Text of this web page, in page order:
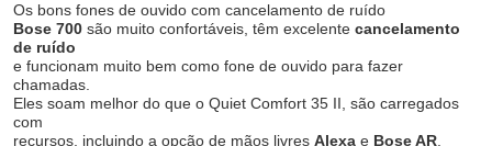
Os bons fones de ouvido com cancelamento de ruído
Bose 700 são muito confortáveis, têm excelente cancelamento
de ruído
e funcionam muito bem como fone de ouvido para fazer
chamadas.
Eles soam melhor do que o Quiet Comfort 35 II, são carregados
com
recursos, incluindo a opção de mãos livres Alexa e Bose AR